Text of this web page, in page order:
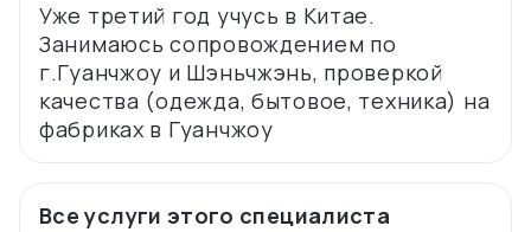
Уже третий год учусь в Китае.
Занимаюсь сопровождением по
г.Гуанчжоу и Шэньчжэнь, проверкой
качества (одежда, бытовое, техника) на
Все услуги этого специалиста